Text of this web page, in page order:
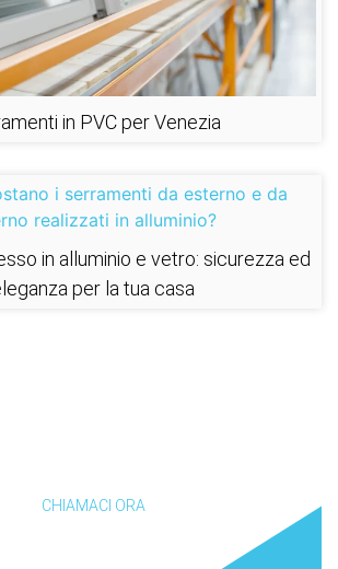
in PVC per Venezia
in alluminio e vetro: sicurezza ed
per la tua casa
CHIAMACI ORA